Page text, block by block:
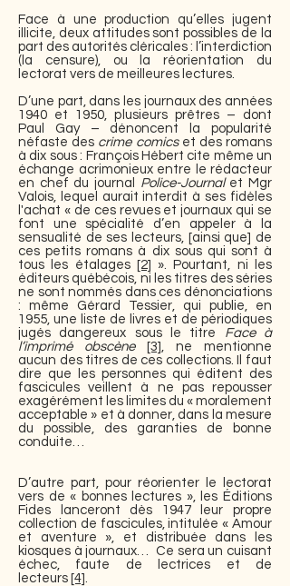
Face à une production qu’elles jugent
illicite, deux attitudes sont possibles de la
part des autorités cléricales : l’interdiction
(la censure), ou la réorientation du
lectorat vers de meilleures lectures.
D’une part, dans les journaux des années
1940 et 1950, plusieurs prêtres – dont
Paul Gay – dénoncent la popularité
néfaste des crime comicset des romans
à dix sous : François Hébert cite même un
échange acrimonieux entre le rédacteur
en chef du journal Police-Journalet Mgr
Valois, lequel aurait interdit à ses fidèles
l'achat « de ces revues et journaux qui se
font une spécialité d’en appeler à la
sensualité de ses lecteurs, [ainsi que] de
ces petits romans à dix sous qui sont à
tous les étalages [2]
». Pourtant, ni les
éditeurs québécois, ni les titres des séries
ne sont nommés dans ces dénonciations
: même Gérard Tessier, qui publie, en
1955, une liste de livres et de périodiques
jugés dangereux sous le titre Face à
l’imprimé obscène
[3], ne mentionne
aucun des titres de ces collections. Il faut
dire que les personnes qui éditent des
fascicules veillent à ne pas repousser
exagérément les limites du « moralement
acceptable » et à donner, dans la mesure
du possible, des garanties de bonne
conduite…
D’autre part, pour réorienter le lectorat
vers de « bonnes lectures », les Éditions
Fides lanceront dès 1947 leur propre
collection de fascicules, intitulée « Amour
et aventure », et distribuée dans les
kiosques à journaux… Ce sera un cuisant
échec, faute de lectrices et de
lecteurs [4].